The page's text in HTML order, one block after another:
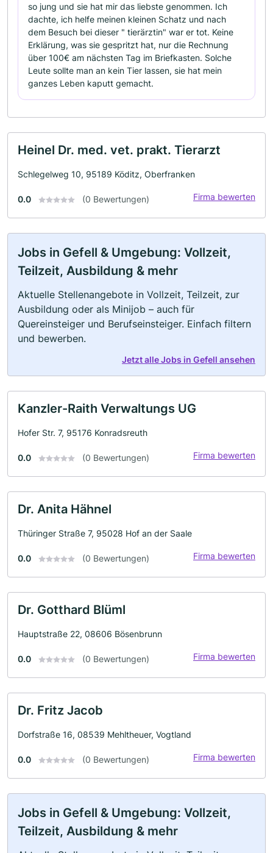
so jung und sie hat mir das liebste genommen. Ich
dachte, ich helfe meinen kleinen Schatz und nach
dem Besuch bei dieser " tierärztin" war er tot. Keine
Erklärung, was sie gespritzt hat, nur die Rechnung
über 100€ am nächsten Tag im Briefkasten. Solche
Leute sollte man an kein Tier lassen, sie hat mein
ganzes Leben kaputt gemacht.
Heinel Dr. med. vet. prakt. Tierarzt
Schlegelweg 10, 95189 Köditz, Oberfranken
0.0 (0 Bewertungen) Firma bewerten
Jobs in Gefell & Umgebung: Vollzeit,
Teilzeit, Ausbildung & mehr
Aktuelle Stellenangebote in Vollzeit, Teilzeit, zur
Ausbildung oder als Minijob – auch für
Quereinsteiger und Berufseinsteiger. Einfach filtern
und bewerben.
Jetzt alle Jobs in Gefell ansehen
Kanzler-Raith Verwaltungs UG
Hofer Str. 7, 95176 Konradsreuth
0.0 (0 Bewertungen) Firma bewerten
Dr. Anita Hähnel
Thüringer Straße 7, 95028 Hof an der Saale
0.0 (0 Bewertungen) Firma bewerten
Dr. Gotthard Blüml
Hauptstraße 22, 08606 Bösenbrunn
0.0 (0 Bewertungen) Firma bewerten
Dr. Fritz Jacob
Dorfstraße 16, 08539 Mehltheuer, Vogtland
0.0 (0 Bewertungen) Firma bewerten
Jobs in Gefell & Umgebung: Vollzeit,
Teilzeit, Ausbildung & mehr